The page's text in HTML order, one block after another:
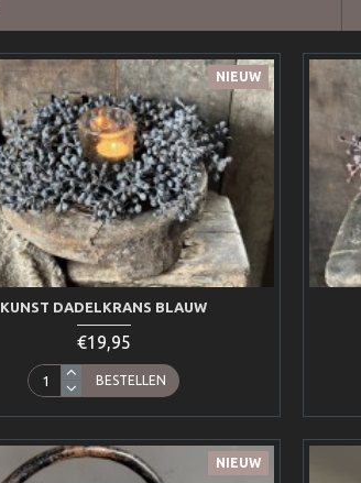
NIEUW
KUNST DADELKRANS BLAUW
€19,95
BESTELLEN
NIEUW